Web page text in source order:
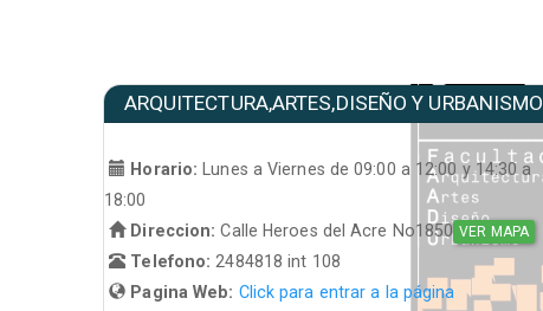
ARQUITECTURA,ARTES,DISEÑO Y URBANISMO
Horario:
Lunes a Viernes de 09:00 a 12:00 y 14:30 a
18:00
Direccion: Calle Heroes del Acre No1850 VER MAPA
Telefono: 2484818 int 108
Pagina Web: Click para entrar a la página